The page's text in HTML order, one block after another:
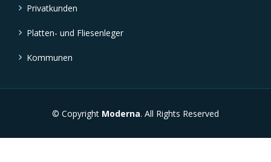
Privatkunden
Platten- und Fliesenleger
Kommunen
© Copyright Moderna. All Rights Reserved